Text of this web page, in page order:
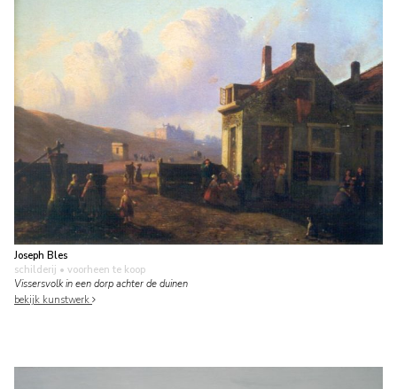
Joseph Bles
schilderij • voorheen te koop
Vissersvolk in een dorp achter de duinen
bekijk kunstwerk